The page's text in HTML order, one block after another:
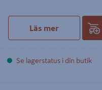
Läs mer
Se lagerstatus i din butik